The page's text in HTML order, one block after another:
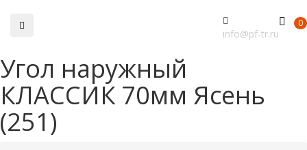
0
info@pf-tr.ru
Угол наружный
КЛАССИК 70мм Ясень
(251)